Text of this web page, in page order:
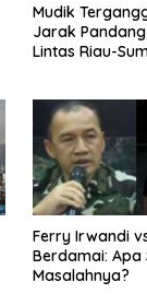
Mudik
Jarak
Lintas Riau-
Ferry Irwandi
Berdamai: Apa
Masalahnya?